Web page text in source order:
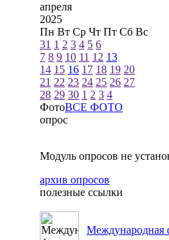
апреля
2025
Пн Вт Ср Чт Пт Сб Вс
31 1 2 3 4 5 6
7 8 9 10 11 12 13
14 15 16 17 18 19 20
21 22 23 24 25 26 27
28 29 30 1 2 3 4
ФотоВСЕ ФОТО
опрос
Модуль опросов не
архив опросов
полезные ссылки
Международная